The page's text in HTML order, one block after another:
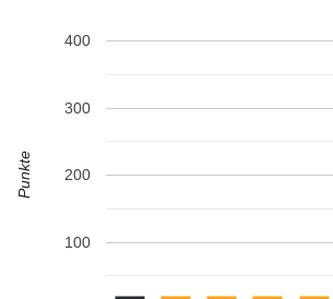
100
200
300
400
Punkte